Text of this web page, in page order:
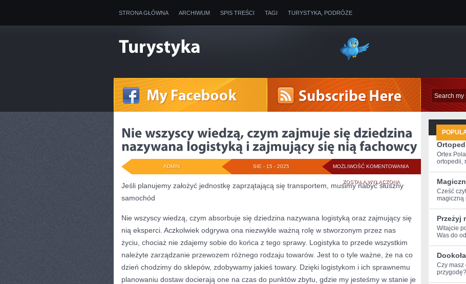
STRONA GŁÓWNA ARCHIWUM SPIS TREŚCI TAGI TURYSTYKA, PODRÓŻE
MOŻLIWOŚĆ KOMENTOWANIA
WSZYSCY
WIEDZĄ,
CZYM
ZAJMUJE
DZIEDZINA
NAZYWANA
ZOSTAŁA WYŁĄCZONA
SIE - 15 - 2025
ADMIN
Jeśli planujemy założyć jednostkę zaprzątającą się transportem, musimy nabyć słuszny
samochód
Nie wszyscy wiedzą, czym absorbuje się dziedzina nazywana logistyką oraz zajmujący się
nią eksperci. Aczkolwiek odgrywa ona niezwykle ważną rolę w stworzonym przez nas
życiu, chociaż nie zdajemy sobie do końca z tego sprawy. Logistyka to przede wszystkim
należyte zarządzanie przewozem różnego rodzaju towarów. Jest to o tyle ważne, że na co
dzień chodzimy do sklepów, zdobywamy jakieś towary. Dzięki logistykom i ich sprawnemu
planowaniu dostaw docierają one na czas do punktów zbytu, gdzie my jesteśmy w stanie je
Ortex
ortopedii,
Cześć
magiczną
Przeżyj
Witajcie
Was do
Czy⁤ masz